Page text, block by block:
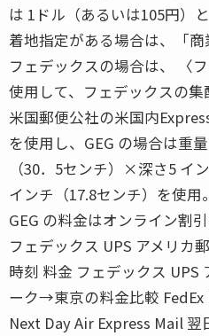
は 1ドル（あるいは105円）と
着地指定がある場合は、「商
フェデックスの場合は、 〈
使用して、フェデックスの集
米国郵便公社の米国内
を使用し、GEG の場合は重
（30．5センチ）×深さ5 イ
インチ（17.8センチ）を使用。
GEG の料金はオンライン割引
フェデックス UPS アメリカ
時刻 料金 フェデックス UPS
ーク→東京の料金比較
Next Day Air Express Mail 翌